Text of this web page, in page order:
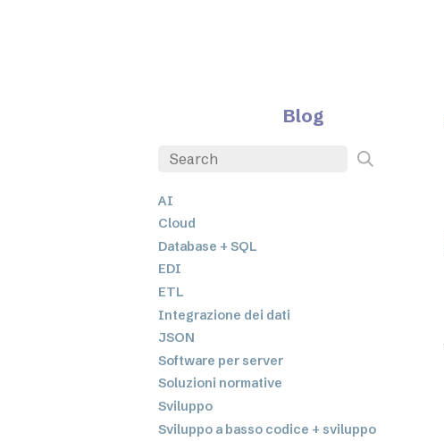
Blog
AI
Cloud
Database + SQL
EDI
ETL
Integrazione dei dati
JSON
Software per server
Soluzioni normative
Sviluppo
Sviluppo a basso codice + sviluppo